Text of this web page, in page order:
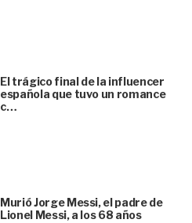
El trágico final de la influencer
española que tuvo un romance
c…
Murió Jorge Messi, el padre de
Lionel Messi, a los 68 años